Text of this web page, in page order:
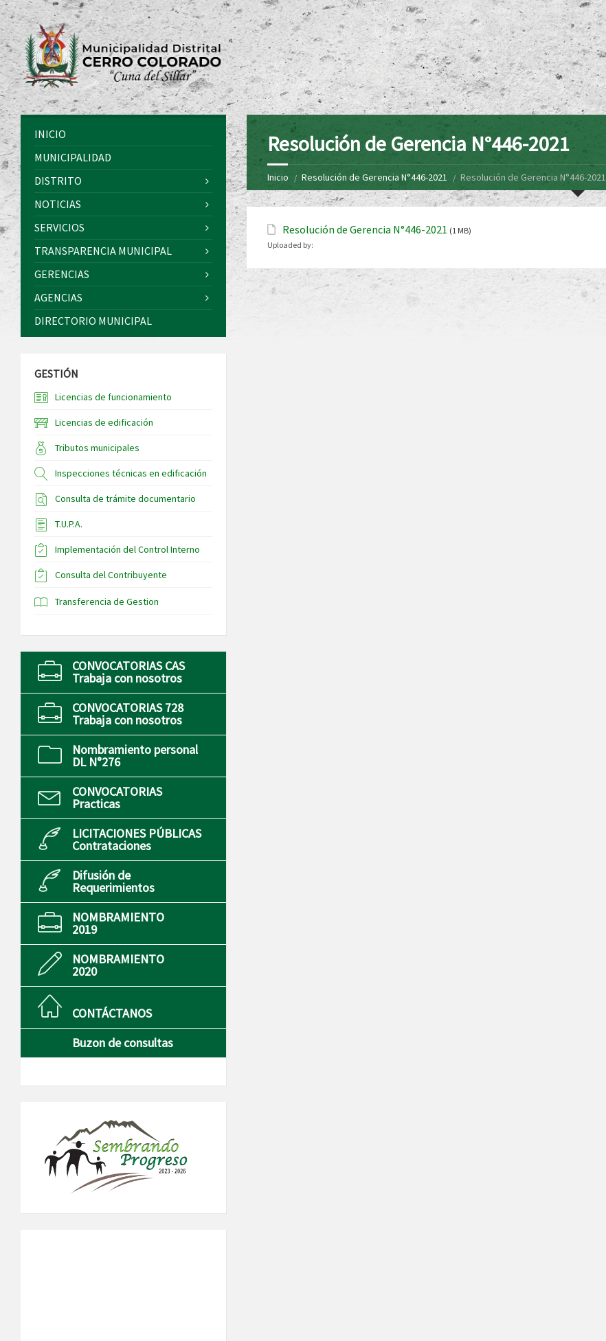
Resolución de Gerencia N°446-2021
Inicio Resolución de Gerencia N°446-2021 Resolución de Gerencia N°446-2021
Resolución de Gerencia N°446-2021 (1 MB)
Uploaded by:
INICIO
MUNICIPALIDAD
DISTRITO
NOTICIAS
SERVICIOS
TRANSPARENCIA MUNICIPAL
GERENCIAS
AGENCIAS
DIRECTORIO MUNICIPAL
GESTIÓN
Licencias de funcionamiento
Licencias de edificación
Tributos municipales
Inspecciones técnicas en edificación
Consulta de trámite documentario
T.U.P.A.
Implementación del Control Interno
Consulta del Contribuyente
Transferencia de Gestion
CONVOCATORIAS CAS
Trabaja con nosotros
CONVOCATORIAS 728
Trabaja con nosotros
Nombramiento personal
DL N°276
CONVOCATORIAS
Practicas
LICITACIONES PÚBLICAS
Contrataciones
Difusión de
Requerimientos
NOMBRAMIENTO
2019
NOMBRAMIENTO
2020
CONTÁCTANOS
Buzon de consultas